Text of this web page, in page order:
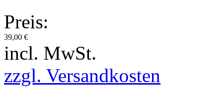
Preis:
39,00 €
incl. MwSt.
zzgl. Versandkosten